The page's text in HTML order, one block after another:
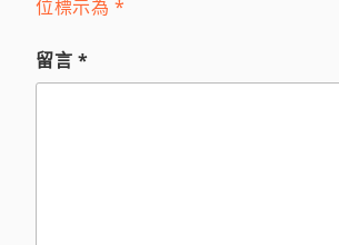
位標示為 *
留言 *